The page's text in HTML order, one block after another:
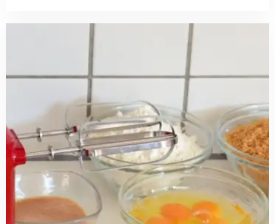
Mijn
baktips